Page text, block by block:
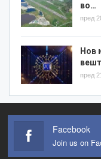
во…
пред
Нов
пред
Facebook
Join us on